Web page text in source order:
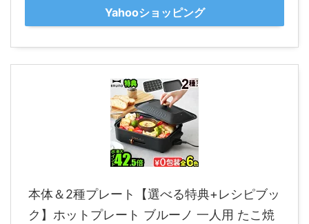
Yahooショッピング
本体＆2種プレート【選べる特典+レシピブッ
ク】ホットプレート ブルーノ 一人用 たこ焼